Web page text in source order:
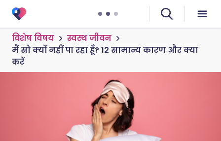
विशेष विषय
स्वस्थ जीवन
मैं सो क्यों नहीं पा रहा हूँ? 12 सामान्य कारण और क्या
करें